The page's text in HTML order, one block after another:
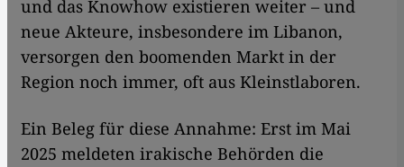
und das Knowhow existieren weiter – und
neue Akteure, insbesondere im Libanon,
versorgen den boomenden Markt in der
Region noch immer, oft aus Kleinstlaboren.
Ein Beleg für diese Annahme: Erst im Mai
2025 meldeten irakische Behörden die